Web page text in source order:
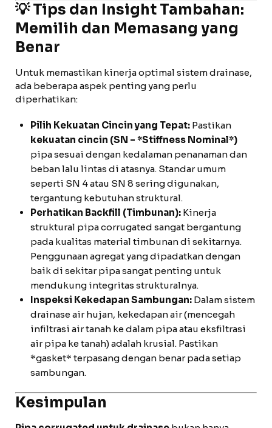
💡 Tips dan Insight Tambahan:
Memilih dan Memasang yang
Benar
Untuk memastikan kinerja optimal sistem drainase,
ada beberapa aspek penting yang perlu
diperhatikan:
Pilih Kekuatan Cincin yang Tepat: Pastikan
kekuatan cincin (SN – *Stiffness Nominal*)
pipa sesuai dengan kedalaman penanaman dan
beban lalu lintas di atasnya. Standar umum
seperti SN 4 atau SN 8 sering digunakan,
tergantung kebutuhan struktural.
Perhatikan Backfill (Timbunan): Kinerja
struktural pipa corrugated sangat bergantung
pada kualitas material timbunan di sekitarnya.
Penggunaan agregat yang dipadatkan dengan
baik di sekitar pipa sangat penting untuk
mendukung integritas strukturalnya.
Inspeksi Kekedapan Sambungan: Dalam sistem
drainase air hujan, kekedapan air (mencegah
infiltrasi air tanah ke dalam pipa atau eksfiltrasi
air pipa ke tanah) adalah krusial. Pastikan
*gasket* terpasang dengan benar pada setiap
sambungan.
Kesimpulan